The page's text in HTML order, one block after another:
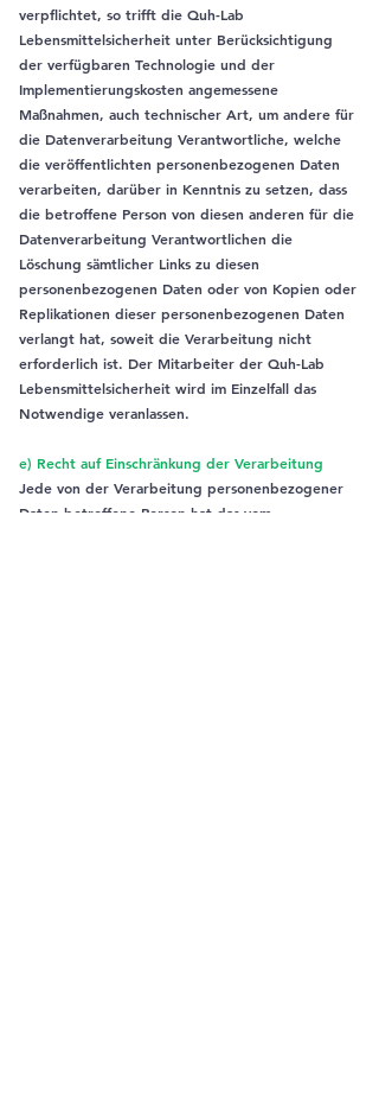
verpflichtet, so trifft die Quh-Lab
Lebensmittelsicherheit unter Berücksichtigung
der verfügbaren Technologie und der
Implementierungskosten angemessene
Maßnahmen, auch technischer Art, um andere für
die Datenverarbeitung Verantwortliche, welche
die veröffentlichten personenbezogenen Daten
verarbeiten, darüber in Kenntnis zu setzen, dass
die betroffene Person von diesen anderen für die
Datenverarbeitung Verantwortlichen die
Löschung sämtlicher Links zu diesen
personenbezogenen Daten oder von Kopien oder
Replikationen dieser personenbezogenen Daten
verlangt hat, soweit die Verarbeitung nicht
erforderlich ist. Der Mitarbeiter der Quh-Lab
Lebensmittelsicherheit wird im Einzelfall das
Notwendige veranlassen.
e) Recht auf Einschränkung der Verarbeitung
Jede von der Verarbeitung personenbezogener
Daten betroffene Person hat das vom